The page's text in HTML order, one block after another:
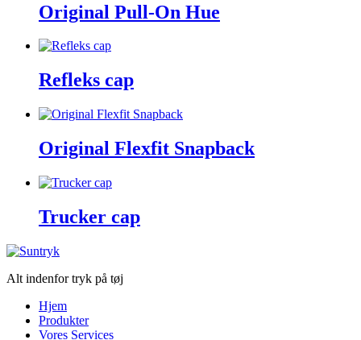
Original Pull-On Hue
Refleks cap
Original Flexfit Snapback
Trucker cap
Alt indenfor tryk på tøj
Hjem
Produkter
Vores Services